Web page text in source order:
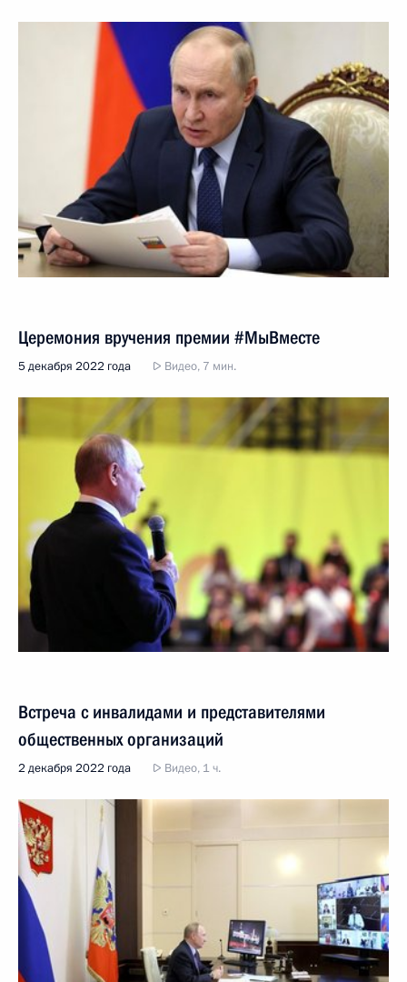
Церемония вручения премии #МыВместе
5 декабря 2022 года Видео, 7 мин.
Встреча с инвалидами и представителями
общественных организаций
2 декабря 2022 года Видео, 1 ч.